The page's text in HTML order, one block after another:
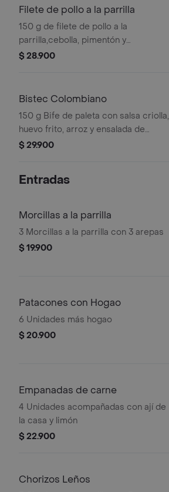
Filete de pollo a la parrilla
150 g de filete de pollo a la
parrilla,cebolla, pimentón y
champiñones parrillados. Incluye 2
$ 28.900
Bistec Colombiano
150 g Bife de paleta con salsa criolla,
huevo frito, arroz y ensalada de
cebolla y tomate
$ 29.900
Entradas
Morcillas a la parrilla
3 Morcillas a la parrilla con 3 arepas
$ 19.900
Patacones con Hogao
6 Unidades más hogao
$ 20.900
Empanadas de carne
4 Unidades acompañadas con ají de
la casa y limón
$ 22.900
Chorizos Leños